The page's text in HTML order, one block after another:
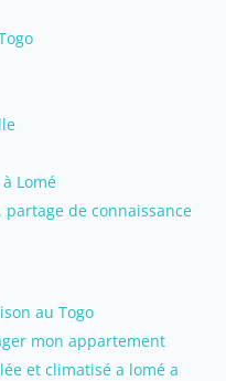
Lomé
partage de connaissance
au Togo
mon appartement
et climatisé a lomé a